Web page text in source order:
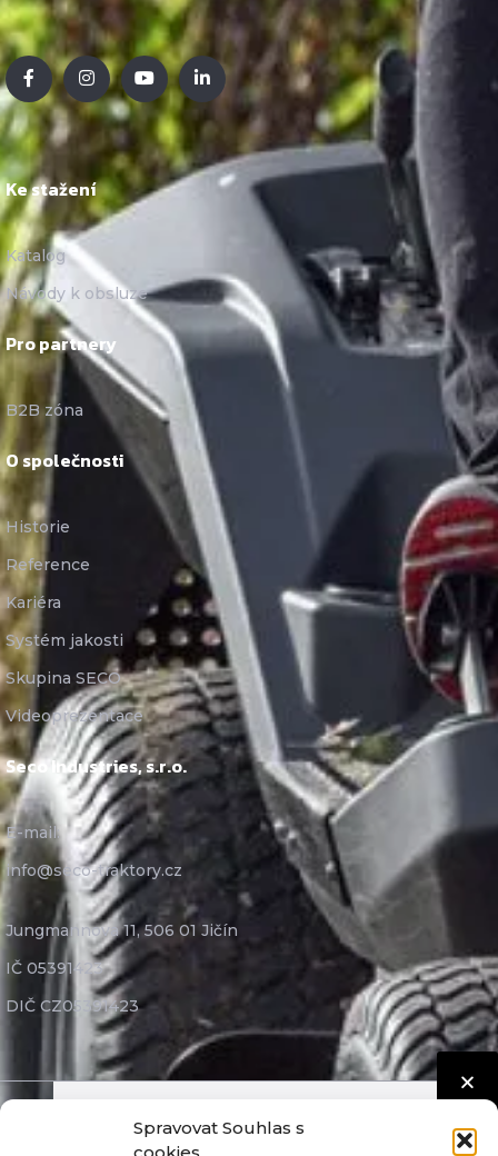
Spravovat Souhlas s
Ke stažení
Katalog
Návody k obsluze
Pro partnery
B2B zóna
O společnosti
Historie
Reference
Kariéra
Systém jakosti
Skupina SECO
Videoprezentace
Seco Industries, s.r.o.
E-mail:
info@seco-traktory.cz
Jungmannova 11, 506 01 Jičín
IČ 05391423
DIČ CZ05391423
Seco Industries, s.r.o. ©